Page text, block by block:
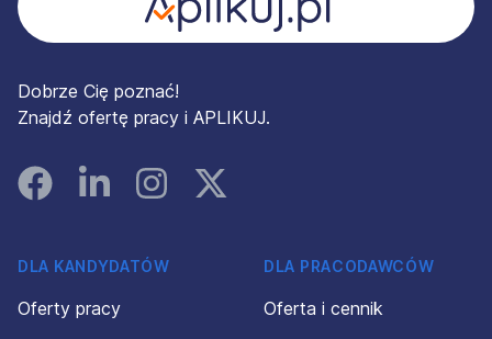
Dobrze Cię poznać!
Znajdź ofertę pracy i APLIKUJ.
FacebookLinked InInstagramInstagram
DLA KANDYDATÓW
Oferty pracy
DLA PRACODAWCÓW
Oferta i cennik